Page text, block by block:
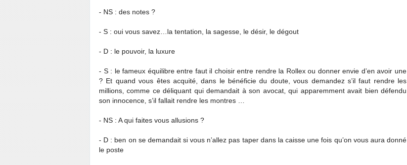
- NS : des notes ?
- S : oui vous savez…la tentation, la sagesse, le désir, le dégout
- D : le pouvoir, la luxure
- S : le fameux équilibre entre faut il choisir entre rendre la Rollex ou donner envie d’en avoir une
? Et quand vous êtes acquité, dans le bénéficie du doute, vous demandez s’il faut rendre les
millions, comme ce déliquant qui demandait à son avocat, qui apparemment avait bien défendu
son innocence, s’il fallait rendre les montres …
- NS : A qui faites vous allusions ?
- D : ben on se demandait si vous n’allez pas taper dans la caisse une fois qu’on vous aura donné
le poste